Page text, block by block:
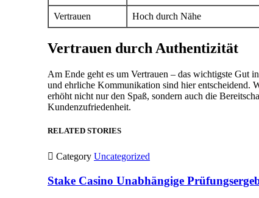
Vertrauen Hoch durch Nähe
Vertrauen durch Authentizität
Am Ende geht es um Vertrauen – das wichtigste Gut
und ehrliche Kommunikation sind hier entscheidend.
erhöht nicht nur den Spaß, sondern auch die
Kundenzufriedenheit.
RELATED STORIES
 Category Uncategorized
Stake Casino Unabhängige